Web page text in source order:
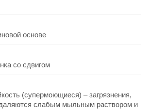
основе
со сдвигом
(супермоющиеся) – загрязнения,
слабым мыльным раствором и